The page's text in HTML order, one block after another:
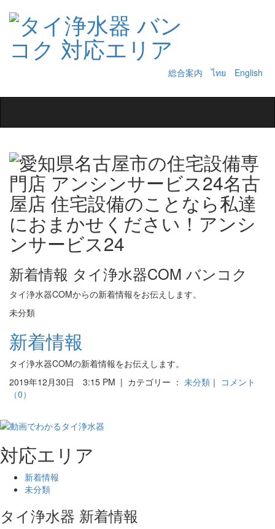
総合案内 ไทย
English
navigation
新着情報 タイ浄水器COM バンコク
タイ浄水器COMからの新着情報をお伝えします。
未分類
新着情報
タイ浄水器COMの新着情報をお伝えします。
2019年12月30日 3:15 PM | カテゴリー ： 未分類 ｜ コメント
（0）
対応エリア
新着情報
未分類
タイ浄水器 新着情報